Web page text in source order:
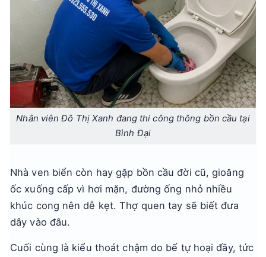
Nhân viên Đô Thị Xanh đang thi công thông bồn cầu tại
Bình Đại
Nhà ven biển còn hay gặp bồn cầu đời cũ, gioăng
ốc xuống cấp vì hơi mặn, đường ống nhỏ nhiều
khúc cong nên dễ kẹt. Thợ quen tay sẽ biết đưa
dây vào đâu.
Cuối cùng là kiểu thoát chậm do bể tự hoại đầy, tức